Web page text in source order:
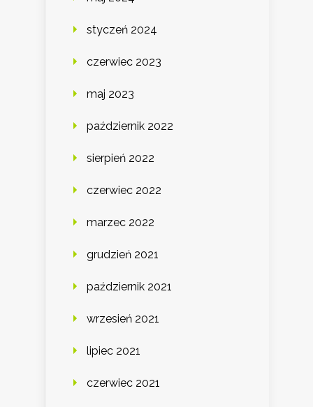
styczeń 2024
czerwiec 2023
maj 2023
październik 2022
sierpień 2022
czerwiec 2022
marzec 2022
grudzień 2021
październik 2021
wrzesień 2021
lipiec 2021
czerwiec 2021